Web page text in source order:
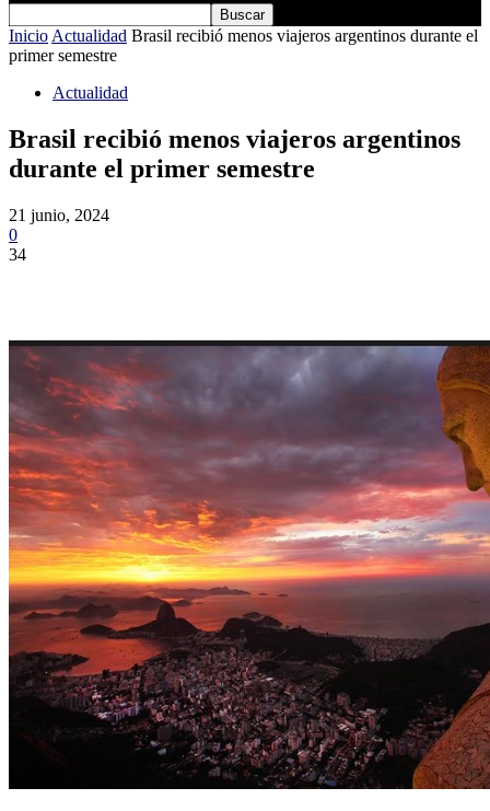
Inicio Actualidad Brasil recibió menos viajeros argentinos durante el
primer semestre
Actualidad
Brasil recibió menos viajeros argentinos
durante el primer semestre
21 junio, 2024
0
34